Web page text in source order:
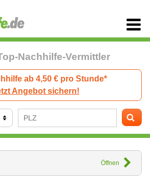
Nachhilfe-Vermittler
ab 4,50 € pro Stunde*
Angebot sichern!
Öffnen